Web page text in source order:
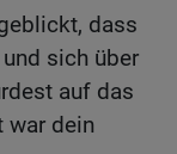
dass
sich über
auf das
war dein